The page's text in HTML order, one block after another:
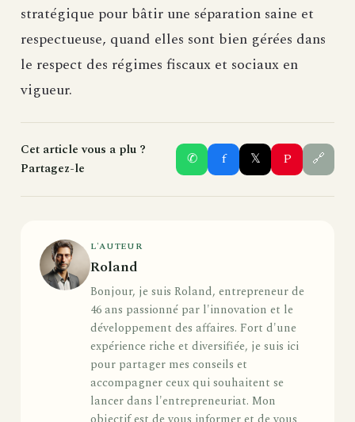
stratégique pour bâtir une séparation saine et
respectueuse, quand elles sont bien gérées dans
le respect des régimes fiscaux et sociaux en
vigueur.
Cet article vous a plu ?
Partagez-le
✆ f 𝕏 P 🔗
L'AUTEUR
Roland
Bonjour, je suis Roland, entrepreneur de
46 ans passionné par l'innovation et le
développement des affaires. Fort d'une
expérience riche et diversifiée, je suis ici
pour partager mes conseils et
accompagner ceux qui souhaitent se
lancer dans l'entrepreneuriat. Mon